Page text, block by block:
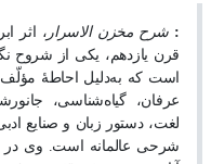
: شرح مخزن ‌الاسرار ، اثر
قرن یازدهم، یکی از شروح
است که به‌دلیل احاطۀ مؤلّف
عرفان، گیاه‌شناسی،
لغت، دستور زبان و صنایع